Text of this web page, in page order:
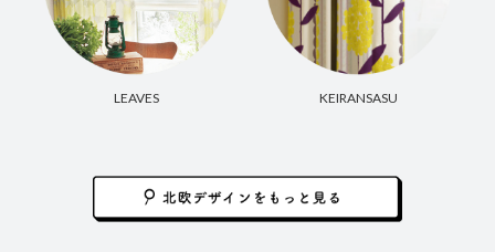
LEAVES KEIRANSASU